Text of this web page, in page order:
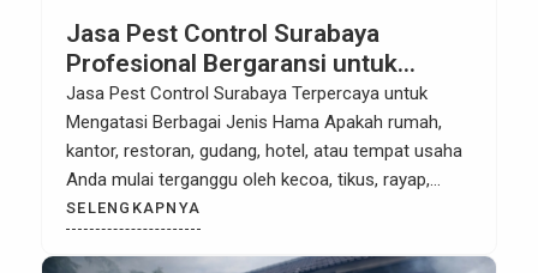
Jasa Pest Control Surabaya
Profesional Bergaransi untuk
Rumah, Kantor, Gudang & Industri
Jasa Pest Control Surabaya Terpercaya untuk
Mengatasi Berbagai Jenis Hama Apakah rumah,
kantor, restoran, gudang, hotel, atau tempat usaha
Anda mulai terganggu oleh kecoa, tikus, rayap,
semut, lalat, nyamuk, maupun hama lainnya? Jika
dibiarkan, keberadaan hama tidak hanya
mengganggu kenyamanan, tetapi juga dapat
SELENGKAPNYA